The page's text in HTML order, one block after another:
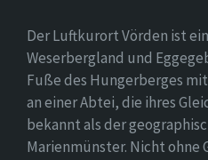
Der Luftkurort Vörden ist
Weserbergland und
Fuße des Hungerberges
an einer Abtei, die ihres
bekannt als der
Marienmünster. Nicht ohne